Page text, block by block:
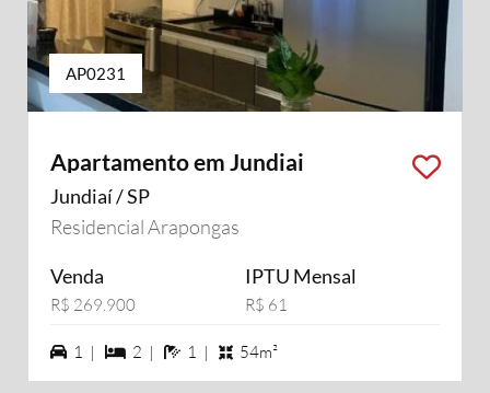
AP0231
Apartamento em Jundiai
Jundiaí / SP
Residencial Arapongas
Venda
R$ 269.900
IPTU Mensal
R$ 61
1 vagas na garagem
1 | 2 dormiórios
2 | 1 banheiros
1 | 54m²